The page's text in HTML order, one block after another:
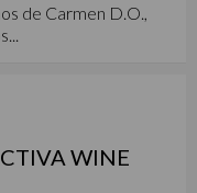
de Carmen D.O.,
WINE